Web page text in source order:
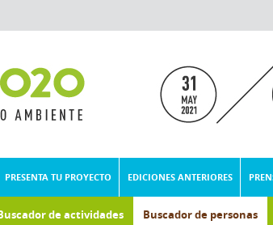
PRESENTA TU PROYECTO EDICIONES ANTERIORES
de actividades Buscador de personas